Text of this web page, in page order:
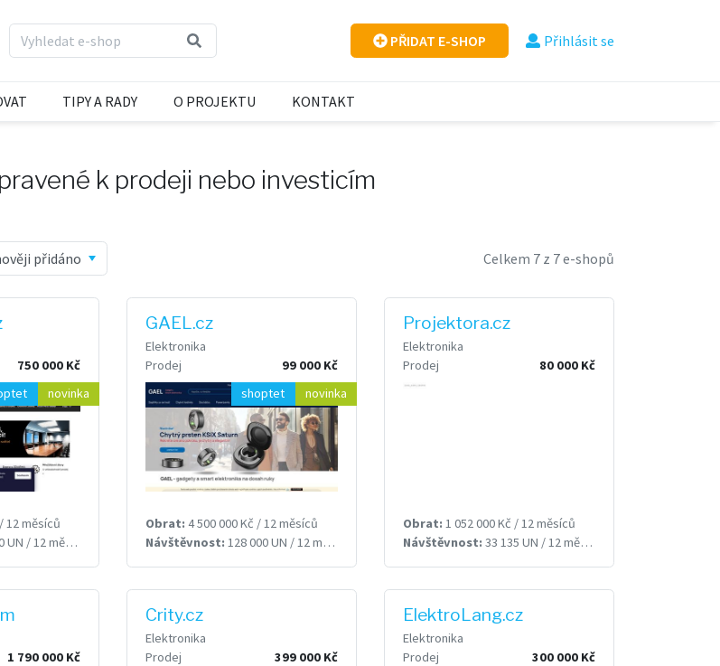
PŘIDAT E-SHOP Přihlásit se
TIPY A RADY O PROJEKTU KONTAKT
k prodeji nebo investicím
Celkem 7 z 7 e-shopů
750 000 Kč
novinka
12 měsíců
/ 12 měsíců
GAEL.cz
Elektronika
Prodej
99 000 Kč
shoptet
novinka
Obrat: 4 500 000 Kč / 12 měsíců
Návštěvnost: 128 000 UN / 12 měsíců
Projektora.cz
Elektronika
Prodej
80 000 Kč
Obrat: 1 052 000 Kč / 12 měsíců
Návštěvnost: 33 135 UN / 12 měsíců
1 790 000 Kč
Crity.cz
Elektronika
Prodej
399 000 Kč
ElektroLang.cz
Elektronika
Prodej
300 000 Kč